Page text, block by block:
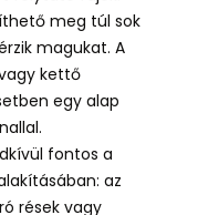
meg túl sok
magukat. A
kettő
egy alap
fontos a
az
rések vagy